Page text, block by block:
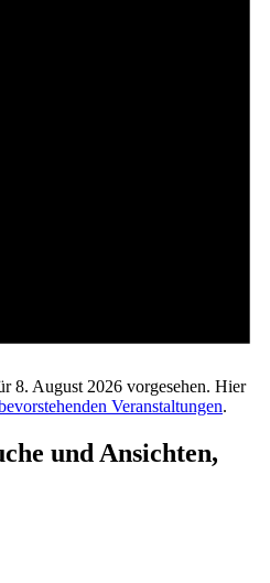
8. August 2026 vorgesehen. Hier
Veranstaltungen.
und Ansichten,